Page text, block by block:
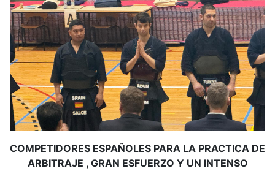
COMPETIDORES ESPAÑOLES PARA LA PRACTICA DE
ARBITRAJE , GRAN ESFUERZO Y UN INTENSO